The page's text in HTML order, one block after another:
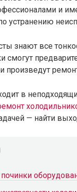
и
устранению
знают все
смогут
произведут
в
— найти